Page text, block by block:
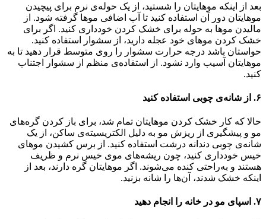
بعد از اینکه موهایتان را شستید، از یک حوله‌ی نرم برای پیچیدن
موهایتان دور آن استفاده کنید تا آب اضافی موها گرفته شود. از
مالیدن موها به حوله برای خشک کردن خودداری کنید. اگر برای
خشک کردن موهای خود عجله دارید، از سشوار استفاده کنید.
حواستان باشد درجه حرارت سشوار را روی متوسط قرار دهید تا به
موهایتان آسیب وارد نشود. از استفاده‌ی منظم از سشوار اجتناب
کنید.
۶. از شانه‌ی چوبی استفاده کنید
حالا که کار خشک کردن موهایتان تمام شد، برای باز کردن گره‌های
مو و پیشگیری از ریزش مو به دلیل الکتریسیته‌ی ساکن، از یک
شانه‌ی چوبی دندانه درشت استفاده کنید. از برس کشیدن موهای
خیس خودداری کنید، چون ریشه‌های موی خیس نرم و ظریف
هستند و به‌راحتی کنده می‌شوند‌. اگر موهایتان گره دارند، بعد از
اینکه خشک شدند، آن‌ها را شانه بزنید.
۷. اسپای مو در خانه را انجام دهید